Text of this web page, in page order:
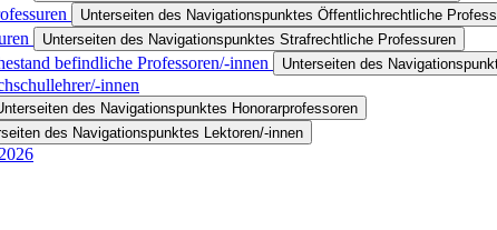
Unterseiten des Navigationspunktes Öffentlichrechtliche
Unterseiten des Navigationspunktes Strafrechtliche Professuren
befindliche Professoren/-innen Unterseiten des
innen
des Navigationspunktes Honorarprofessoren
des Navigationspunktes Lektoren/-innen